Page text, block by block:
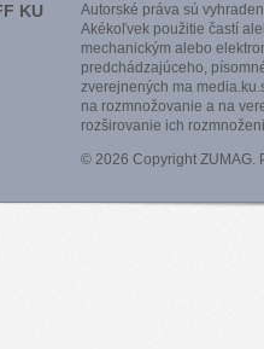
KU
Autorské práva sú
Akékoľvek použitie častí
mechanickým alebo
predchádzajúceho,
zverejnených ma
na rozmnožovanie a na
rozširovanie ich
© 2026 Copyright ZUMAG.